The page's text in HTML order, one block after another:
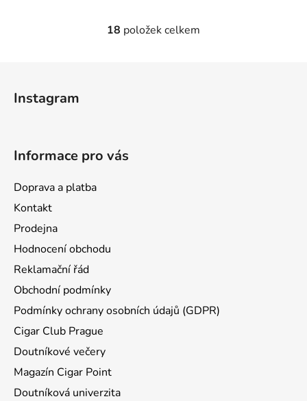
O
u
18 položek celkem
Instagram
Informace pro vás
Doprava a platba
Kontakt
Prodejna
Hodnocení obchodu
Reklamační řád
Obchodní podmínky
Podmínky ochrany osobních údajů (GDPR)
Cigar Club Prague
Doutníkové večery
Magazín Cigar Point
Doutníková univerzita